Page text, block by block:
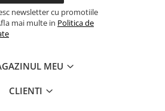
newsletter cu promotiile
mai multe in Politica de
MEU
CLIENTI